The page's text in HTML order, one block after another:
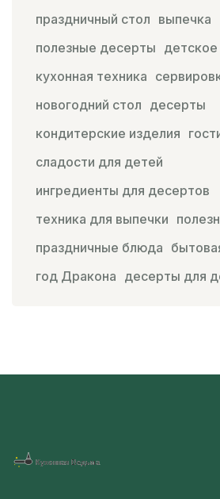
праздничный стол выпечка
полезные десерты детское
кухонная техника
новогодний стол десерты
кондитерские изделия
сладости для детей
ингредиенты для десертов
техника для выпечки
праздничные блюда
год Дракона десерты для